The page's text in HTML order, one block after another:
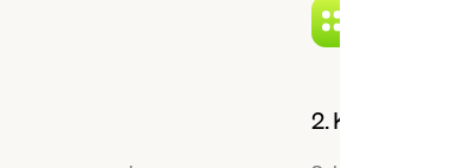
2. Kies AAVE